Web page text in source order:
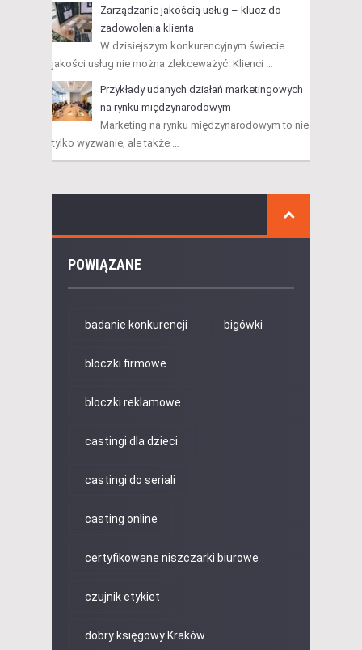
Zarządzanie jakością usług – klucz do
zadowolenia klienta
W dzisiejszym konkurencyjnym świecie
jakości usług nie można zlekceważyć. Klienci …
Przykłady udanych działań marketingowych
na rynku międzynarodowym
Marketing na rynku międzynarodowym to nie
tylko wyzwanie, ale także …
POWIĄZANE
badanie konkurencji bigówki
bloczki firmowe
bloczki reklamowe
castingi dla dzieci
castingi do seriali
casting online
certyfikowane niszczarki biurowe
czujnik etykiet
dobry księgowy Kraków